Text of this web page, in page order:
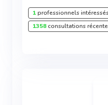
1professionnels
1358consultations